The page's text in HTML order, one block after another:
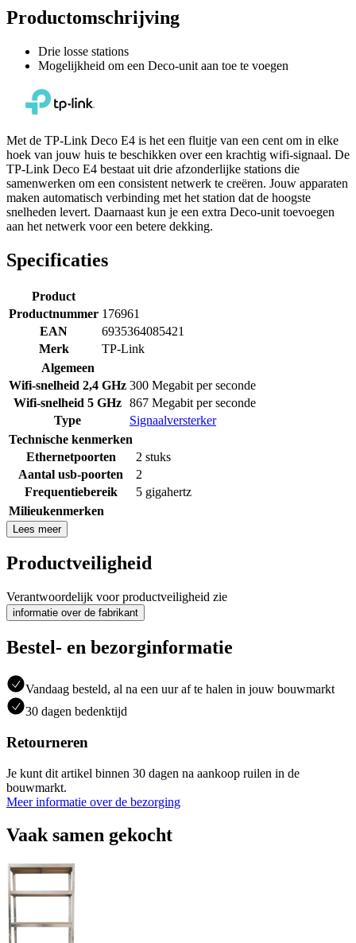
Productomschrijving
Drie losse stations
Mogelijkheid om een Deco-unit aan toe te voegen
Met de TP-Link Deco E4 is het een fluitje van een cent om in elke
hoek van jouw huis te beschikken over een krachtig wifi-signaal. De
TP-Link Deco E4 bestaat uit drie afzonderlijke stations die
samenwerken om een consistent netwerk te creëren. Jouw apparaten
maken automatisch verbinding met het station dat de hoogste
snelheden levert. Daarnaast kun je een extra Deco-unit toevoegen
aan het netwerk voor een betere dekking.
Specificaties
Product
Productnummer 176961
EAN
6935364085421
Merk
TP-Link
Algemeen
Wifi-snelheid 2,4 GHz 300 Megabit per seconde
Wifi-snelheid 5 GHz 867 Megabit per seconde
Type
Signaalversterker
Technische kenmerken
Ethernetpoorten
2 stuks
Aantal usb-poorten
2
Frequentiebereik
5 gigahertz
Milieukenmerken
Lees meer
Productveiligheid
Verantwoordelijk voor productveiligheid zie
informatie over de fabrikant
Bestel- en bezorginformatie
Vandaag besteld, al na een uur af te halen in jouw bouwmarkt
30 dagen bedenktijd
Retourneren
Je kunt dit artikel binnen 30 dagen na aankoop ruilen in de
bouwmarkt.
Meer informatie over de bezorging
Vaak samen gekocht